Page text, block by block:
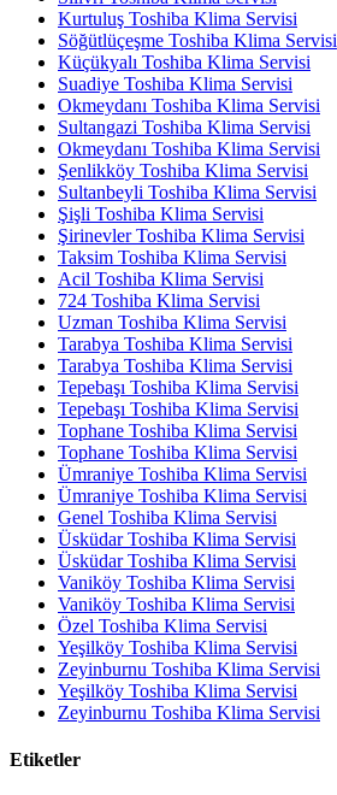
Kurtuluş Toshiba Klima Servisi
Söğütlüçeşme Toshiba Klima Servisi
Küçükyalı Toshiba Klima Servisi
Suadiye Toshiba Klima Servisi
Okmeydanı Toshiba Klima Servisi
Sultangazi Toshiba Klima Servisi
Okmeydanı Toshiba Klima Servisi
Şenlikköy Toshiba Klima Servisi
Sultanbeyli Toshiba Klima Servisi
Şişli Toshiba Klima Servisi
Şirinevler Toshiba Klima Servisi
Taksim Toshiba Klima Servisi
Acil Toshiba Klima Servisi
724 Toshiba Klima Servisi
Uzman Toshiba Klima Servisi
Tarabya Toshiba Klima Servisi
Tarabya Toshiba Klima Servisi
Tepebaşı Toshiba Klima Servisi
Tepebaşı Toshiba Klima Servisi
Tophane Toshiba Klima Servisi
Tophane Toshiba Klima Servisi
Ümraniye Toshiba Klima Servisi
Ümraniye Toshiba Klima Servisi
Genel Toshiba Klima Servisi
Üsküdar Toshiba Klima Servisi
Üsküdar Toshiba Klima Servisi
Vaniköy Toshiba Klima Servisi
Vaniköy Toshiba Klima Servisi
Özel Toshiba Klima Servisi
Yeşilköy Toshiba Klima Servisi
Zeyinburnu Toshiba Klima Servisi
Yeşilköy Toshiba Klima Servisi
Zeyinburnu Toshiba Klima Servisi
Etiketler